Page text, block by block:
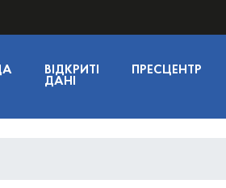
ВІДКРИТІ
ДАНІ
ПРЕСЦЕНТР